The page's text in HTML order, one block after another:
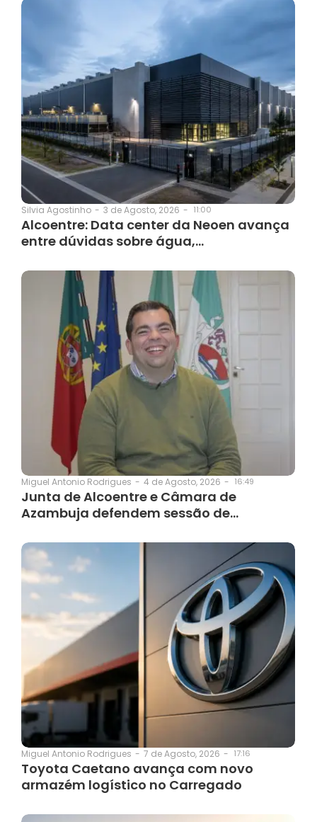
Silvia Agostinho - 3 de Agosto, 2026 - 11:00
Alcoentre: Data center da Neoen avança
entre dúvidas sobre água,…
Miguel Antonio Rodrigues - 4 de Agosto, 2026 - 16:49
Junta de Alcoentre e Câmara de
Azambuja defendem sessão de…
Miguel Antonio Rodrigues - 7 de Agosto, 2026 - 17:16
Toyota Caetano avança com novo
armazém logístico no Carregado